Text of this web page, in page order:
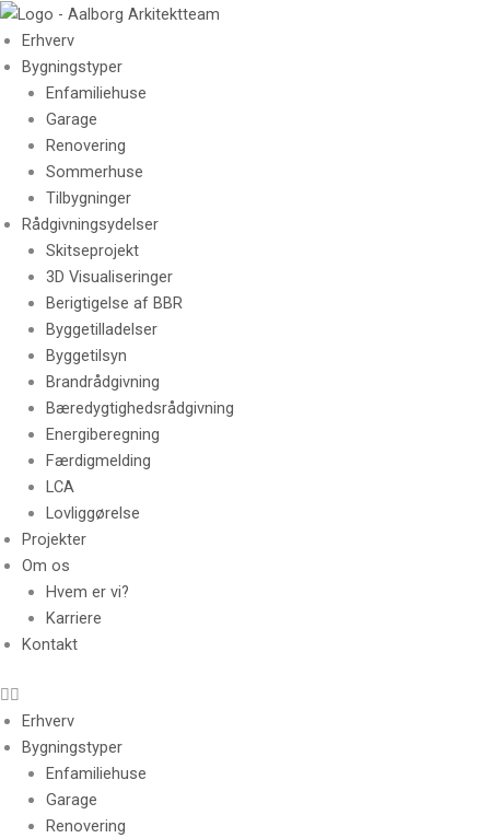
Skip
to
content
Erhverv
Bygningstyper
Enfamiliehuse
Garage
Renovering
Sommerhuse
Tilbygninger
Rådgivningsydelser
Skitseprojekt
3D Visualiseringer
Berigtigelse af BBR
Byggetilladelser
Byggetilsyn
Brandrådgivning
Bæredygtighedsrådgivning
Energiberegning
Færdigmelding
LCA
Lovliggørelse
Projekter
Om os
Hvem er vi?
Karriere
Kontakt
Erhverv
Bygningstyper
Enfamiliehuse
Garage
Renovering